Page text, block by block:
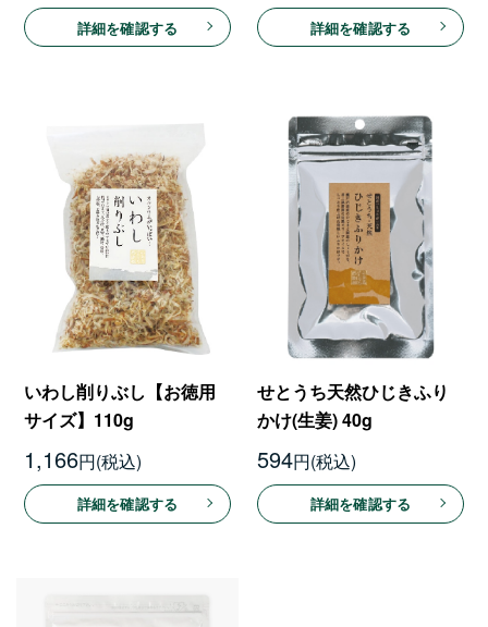
詳細を確認する 詳細を確認する
いわし削りぶし【お徳用
サイズ】110g
1,166円
詳細を確認する
せとうち天然ひじきふり
かけ(生姜) 40g
594円
詳細を確認する